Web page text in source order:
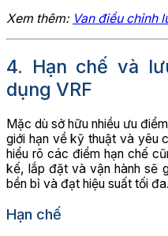
Xem thêm: Van điều chỉnh
4. Hạn chế và
dụng VRF
Mặc dù sở hữu nhiều ưu
giới hạn về kỹ thuật và yêu
hiểu rõ các điểm hạn chế
kế, lắp đặt và vận hành sẽ
bền bỉ và đạt hiệu suất tối đa.
Hạn chế